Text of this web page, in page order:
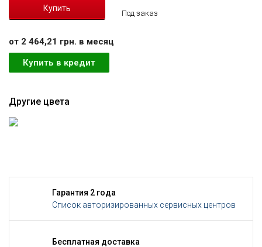
Под заказ
от 2 464,21 грн. в месяц
Купить в кредит
Другие цвета
Гарантия 2 года
Список авторизированных сервисных центров
Бесплатная доставка